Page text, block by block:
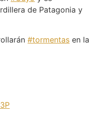
de Patagonia y
#tormentas en la